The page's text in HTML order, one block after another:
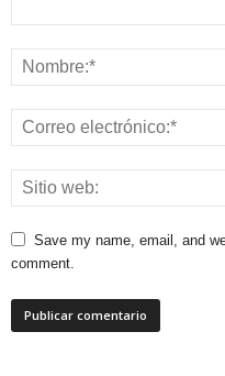
Save my name, email, and
comment.